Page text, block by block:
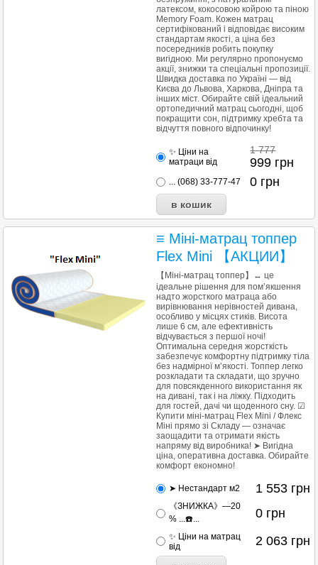
латексом, кокосовою койрою та піною
Memory Foam. Кожен матрац
сертифікований і відповідає високим
стандартам якості, а ціна без
посередників робить покупку
вигідною. Ми регулярно пропонуємо
акції, знижки та спеціальні пропозиції.
Швидка доставка по Україні — від
Києва до Львова, Харкова, Дніпра та
інших міст. Обирайте свій ідеальний
ортопедичний матрац сьогодні, щоб
покращити сон, підтримку хребта та
відчуття повного відпочинку!
✨ Ціни на
матраци від
1 777
999 грн
... (068) 33-777-47 0 грн
≡ Міні-матрац топпер
Flex Mini 【АКЦИИ】
【Міні-матрац топпер】↔ це
ідеальне рішення для пом’якшення
надто жорсткого матраца або
вирівнювання нерівностей дивана,
особливо у місцях стиків. Висота
лише 6 см, але ефективність
відчувається з першої ночі!
Оптимальна середня жорсткість
забезпечує комфортну підтримку тіла
без надмірної м’якості. Топпер легко
розкладати та складати, що зручно
для повсякденного використання як
на дивані, так і на ліжку. Підходить
для гостей, дачі чи щоденного сну. ☑
Купити міні-матрац Flex Mini / Флекс
Міні прямо зі Складу — означає
заощадити та отримати якість
напряму від виробника! ➤ Вигідна
ціна, оперативна доставка. Обирайте
комфорт економно!
➤ Нестандарт м2 1 553 грн
《ЗНИЖКА》—20
% ...☎️...
0 грн
✨ Ціни на матрац
від
2 063 грн